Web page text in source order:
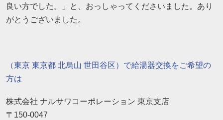
良い方でした。」と、おっしゃってくださいました。あり
がとうございました。
（東京 東京都 北烏山 世田谷区）で給湯器交換をご希望の
方は
株式会社 ナルサワコーポレーション 東京支店
〒150-0047